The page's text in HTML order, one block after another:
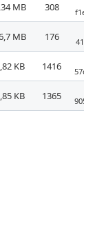
MB 308
MB 176
KB 1416
KB 1365